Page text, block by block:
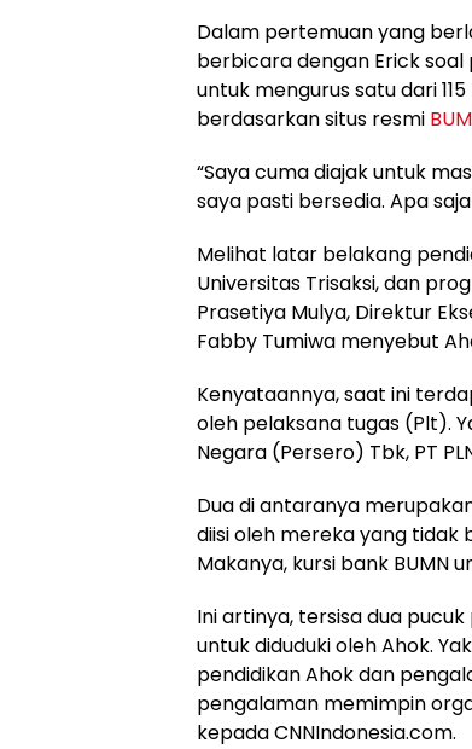
Dalam pertemuan yang
berbicara dengan Erick soal
untuk mengurus satu dari
berdasarkan situs resmi
“Saya cuma diajak untuk
saya pasti bersedia. Apa
Melihat latar belakang
Universitas Trisaksi, dan
Prasetiya Mulya, Direktur
Fabby Tumiwa menyebut
Kenyataannya, saat ini
oleh pelaksana tugas (Plt).
Negara (Persero) Tbk, PT
Dua di antaranya
diisi oleh mereka yang tidak
Makanya, kursi bank BUMN
Ini artinya, tersisa dua
untuk diduduki oleh Ahok.
pendidikan Ahok dan
pengalaman memimpin
kepada CNNIndonesia.com.